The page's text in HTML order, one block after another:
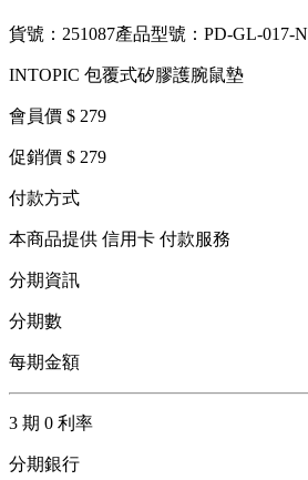
貨號：251087產品型號：PD-GL-017-N
INTOPIC 包覆式矽膠護腕鼠墊
會員價 $ 279
促銷價 $ 279
付款方式
本商品提供 信用卡 付款服務
分期資訊
分期數
每期金額
3 期 0 利率
分期銀行